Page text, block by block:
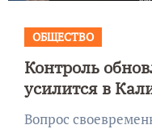
ОБЩЕСТВО
Контроль
усилится в
Вопрос своевременной замены устаревающих